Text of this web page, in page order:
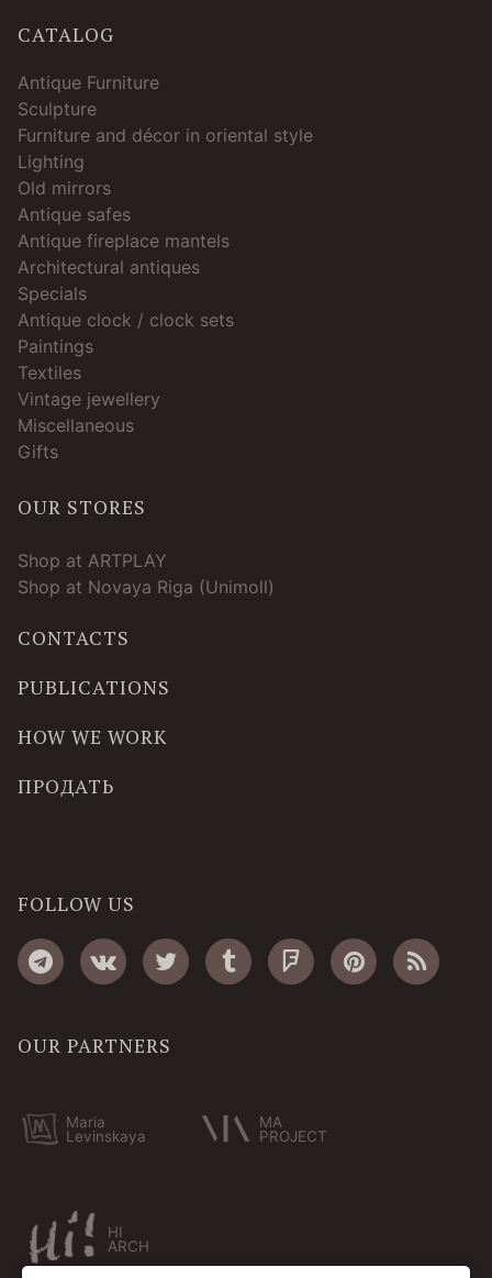
CATALOG
Antique Furniture
Sculpture
Furniture and décor in oriental style
Lighting
Old mirrors
Antique safes
Antique fireplace mantels
Architectural antiques
Specials
Antique clock / clock sets
Paintings
Textiles
Vintage jewellery
Miscellaneous
Gifts
OUR STORES
Shop at ARTPLAY
Shop at Novaya Riga (Unimoll)
CONTACTS
PUBLICATIONS
HOW WE WORK
ПРОДАТЬ
FOLLOW US
OUR PARTNERS
Maria
Levinskaya
MA
PROJECT
HI
ARCH